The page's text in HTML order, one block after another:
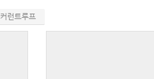
커런트루프